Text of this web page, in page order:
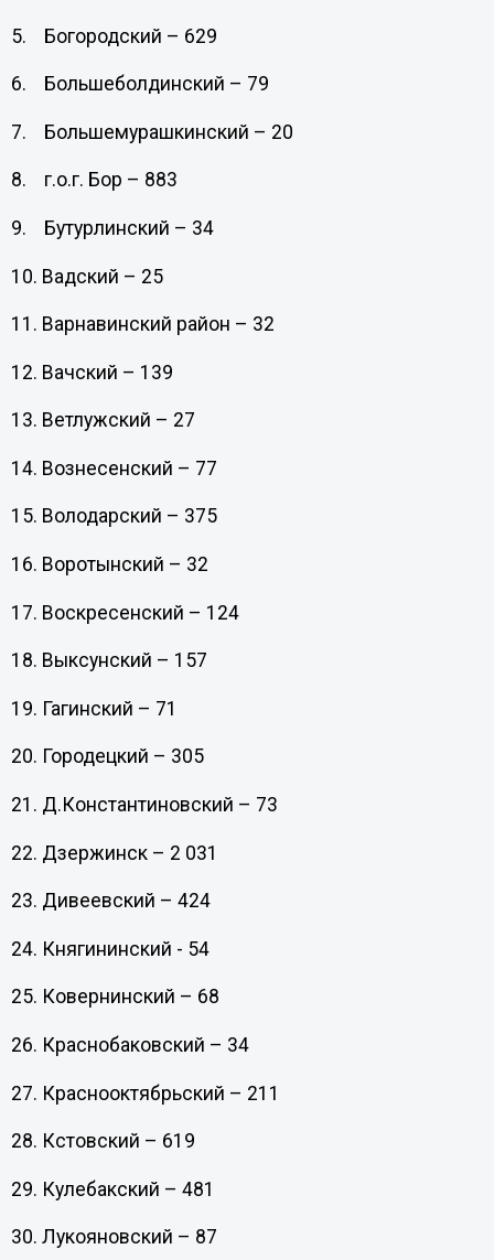
5. Богородский – 629
6. Большеболдинский – 79
7. Большемурашкинский – 20
8. г.о.г. Бор – 883
9. Бутурлинский – 34
10. Вадский – 25
11. Варнавинский район – 32
12. Вачский – 139
13. Ветлужский – 27
14. Вознесенский – 77
15. Володарский – 375
16. Воротынский – 32
17. Воскресенский – 124
18. Выксунский – 157
19. Гагинский – 71
20. Городецкий – 305
21. Д.Константиновский – 73
22. Дзержинск – 2 031
23. Дивеевский – 424
24. Княгининский - 54
25. Ковернинский – 68
26. Краснобаковский – 34
27. Краснооктябрьский – 211
28. Кстовский – 619
29. Кулебакский – 481
30. Лукояновский – 87